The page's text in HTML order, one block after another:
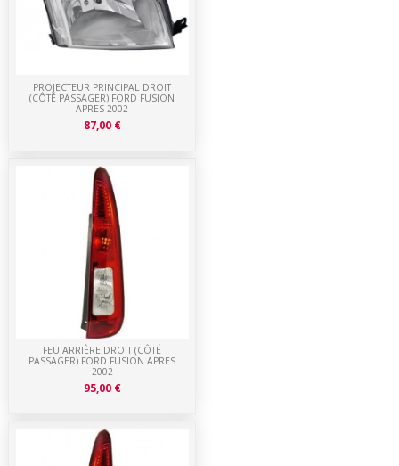
FEU ARRIÈRE DROIT (CÔTÉ
PASSAGER) FORD FUSION APRES
2002
95,00 €
PROJECTEUR PRINCIPAL DROIT
(CÔTÉ PASSAGER) FORD FUSION
APRES 2002
87,00 €